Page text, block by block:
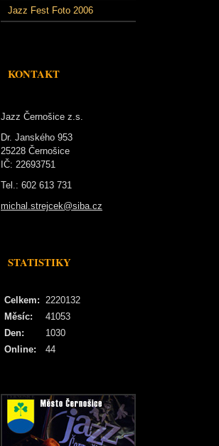
Jazz Fest Foto 2006
KONTAKT
Jazz Černošice z.s.
Dr. Janského 953
25228 Černošice
IČ: 22693751
Tel.: 602 613 731
michal.strejcek@siba.cz
STATISTIKY
Online: 44
Celkem: 2220132
Měsíc:
41053
Den:
1030